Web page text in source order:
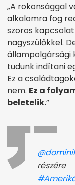
„A rokonsággal
alkalomra fog
szoros
nagyszülőkkel.
állampolgársági
tudunk indítani
Ez a
nem. Ez a
beletelik.”
részére